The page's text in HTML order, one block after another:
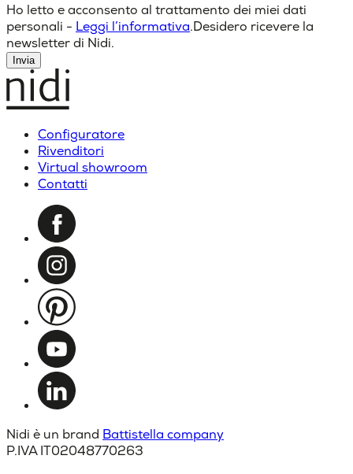
Ho letto e acconsento al trattamento dei miei dati
personali - Leggi l’informativa.Desidero ricevere la
newsletter di Nidi.
Invia
Configuratore
Rivenditori
Virtual showroom
Contatti
Nidi è un brand Battistella company
P.IVA IT02048770263